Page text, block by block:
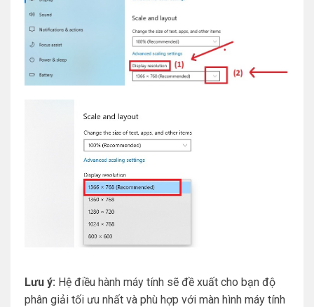
Lưu ý: Hệ điều hành máy tính sẽ đề xuất cho bạn độ
phân giải tối ưu nhất và phù hợp với màn hình máy tính